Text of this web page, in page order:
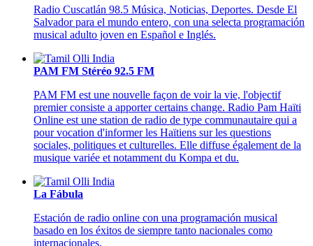
Radio Cuscatlán 98.5 Música, Noticias, Deportes. Desde El
Salvador para el mundo entero, con una selecta programación
musical adulto joven en Español e Inglés.
PAM FM Stéréo 92.5 FM
PAM FM est une nouvelle façon de voir la vie, l'objectif
premier consiste a apporter certains change. Radio Pam Haïti
Online est une station de radio de type communautaire qui a
pour vocation d'informer les Haïtiens sur les questions
sociales, politiques et culturelles. Elle diffuse également de la
musique variée et notamment du Kompa et du.
La Fábula
Estación de radio online con una programación musical
basado en los éxitos de siempre tanto nacionales como
internacionales.